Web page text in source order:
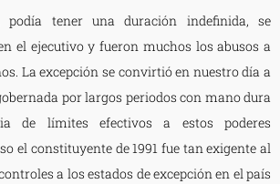
tener una duración indefinida, se
el ejecutivo y fueron muchos los abusos a
La excepción se convirtió en nuestro día a
por largos periodos con mano dura
de límites efectivos a estos poderes
el constituyente de 1991 fue tan exigente al
a los estados de excepción en el país